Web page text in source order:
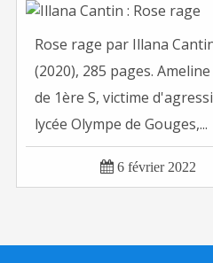
Rose rage par Illana
(2020), 285 pages.
de 1ère S, victime
lycée Olympe de Gouges,...
 6 février 2022